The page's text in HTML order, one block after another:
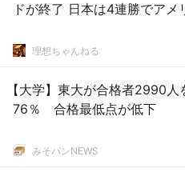
ドが終了 日本は4連勝でアメ
理想ちゃんねる
【大学】東大が合格者2990
76％ 合格最低点が低下
みそパンNEWS